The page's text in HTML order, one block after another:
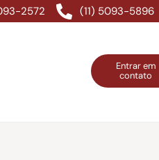
2572 (11) 5093-5896
Entrar em
contato